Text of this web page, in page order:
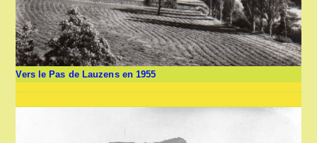
Vers le Pas de Lauzens en 1955